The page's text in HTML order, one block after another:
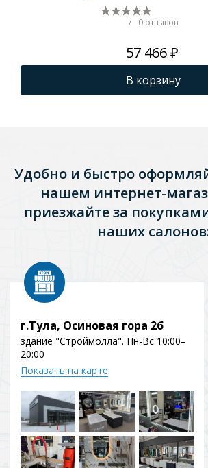
/ 0 отзывов
57 466 ₽
В корзину
Удобно и быстро
нашем интернет-
приезжайте за
наших
г.Тула, Осиновая гора 2б
здание "Строймолла". Пн-Вс 10:00–
20:00
Показать на карте